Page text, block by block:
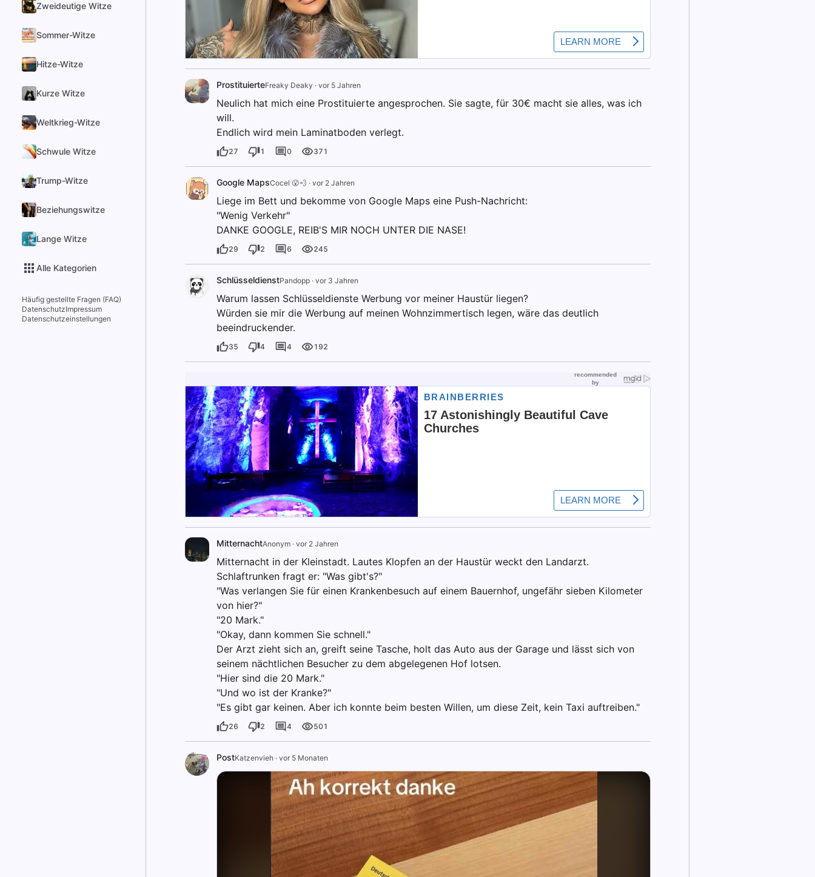
Zweideutige Witze
Sommer-Witze
Hitze-Witze
Kurze Witze
Weltkrieg-Witze
Schwule Witze
Trump-Witze
Beziehungswitze
Lange Witze
Alle Kategorien
Häufig gestellte Fragen (FAQ)
DatenschutzImpressum
Datenschutzeinstellungen
ProstituierteFreaky Deaky · vor 5 Jahren
Neulich hat mich eine Prostituierte angesprochen. Sie sagte, für 30€ macht sie alles, was ich
will.
Endlich wird mein Laminatboden verlegt.
27 1 0 371
Google MapsCocel 😮💨· vor 2 Jahren
Liege im Bett und bekomme von Google Maps eine Push-Nachricht:
"Wenig Verkehr"
DANKE GOOGLE, REIB'S MIR NOCH UNTER DIE NASE!
29 2 6 245
SchlüsseldienstPandopp· vor 3 Jahren
Warum lassen Schlüsseldienste Werbung vor meiner Haustür liegen?
Würden sie mir die Werbung auf meinen Wohnzimmertisch legen, wäre das deutlich
beeindruckender.
35 4 4 192
MitternachtAnonym· vor 2 Jahren
Mitternacht in der Kleinstadt. Lautes Klopfen an der Haustür weckt den Landarzt.
Schlaftrunken fragt er: "Was gibt's?"
"Was verlangen Sie für einen Krankenbesuch auf einem Bauernhof, ungefähr sieben Kilometer
von hier?"
"20 Mark."
"Okay, dann kommen Sie schnell."
Der Arzt zieht sich an, greift seine Tasche, holt das Auto aus der Garage und lässt sich von
seinem nächtlichen Besucher zu dem abgelegenen Hof lotsen.
"Hier sind die 20 Mark."
"Und wo ist der Kranke?"
"Es gibt gar keinen. Aber ich konnte beim besten Willen, um diese Zeit, kein Taxi auftreiben."
26 2 4 501
PostKatzenvieh· vor 5 Monaten